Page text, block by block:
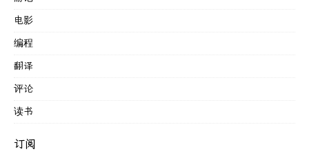
电影
编程
翻译
评论
读书
订阅